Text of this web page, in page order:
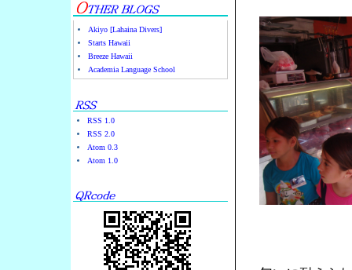
Akiyo [Lahaina Divers]
Starts Hawaii
Breeze Hawaii
Academia Language School
RSS 1.0
RSS 2.0
Atom 0.3
Atom 1.0